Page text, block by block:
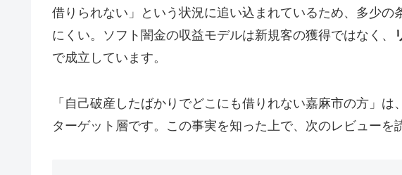
借りられない」という状況に追い込まれているため、多少の
にくい。ソフト闇金の収益モデルは新規客の獲得ではなく、
で成立しています。
「自己破産したばかりでどこにも借りれない嘉麻市の方」
ターゲット層です。この事実を知った上で、次のレビューを